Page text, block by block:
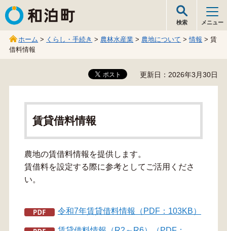
和泊町
検索 メニュー
ホーム > くらし・手続き > 農林水産業 > 農地について >情報 > 賃
借料情報
更新日：2026年3月30日
賃貸借料情報
農地の賃借料情報を提供します。
賃借料を設定する際に参考としてご活用くださ
い。
令和7年賃貸借料情報（PDF：103KB）